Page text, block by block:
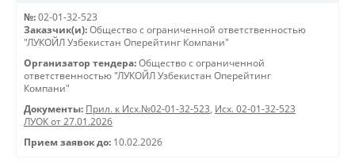
№: 02-01-32-523
Заказчик(и): Общество с ограниченной ответственностью
"ЛУКОЙЛ Узбекистан Оперейтинг Компани"
Организатор тендера: Общество с ограниченной
ответственностью "ЛУКОЙЛ Узбекистан Оперейтинг
Компани"
Документы: Прил. к Исх.№02-01-32-523, Исх. 02-01-32-523
ЛУОК от 27.01.2026
Прием заявок до: 10.02.2026